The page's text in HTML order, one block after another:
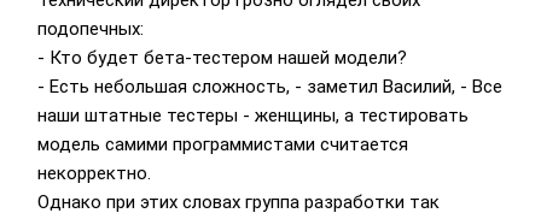
подопечных:
- Кто будет бета-тестером нашей модели?
- Есть небольшая сложность, - заметил Василий, - Все
наши штатные тестеры - женщины, а тестировать
модель самими программистами считается
некорректно.
Однако при этих словах группа разработки так